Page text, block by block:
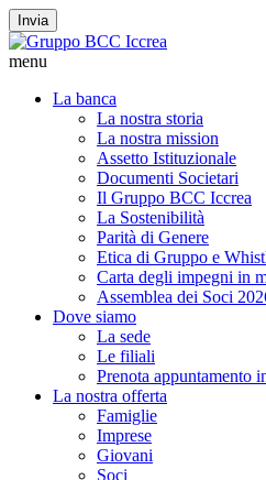
Invia
menu
La banca
La nostra storia
La nostra mission
Assetto Istituzionale
Documenti Societari
Il Gruppo BCC Iccrea
La Sostenibilità
Parità di Genere
Etica di Gruppo e
Carta degli impegni in
Assemblea dei Soci
Dove siamo
La sede
Le filiali
Prenota appuntamento
La nostra offerta
Famiglie
Imprese
Giovani
Soci